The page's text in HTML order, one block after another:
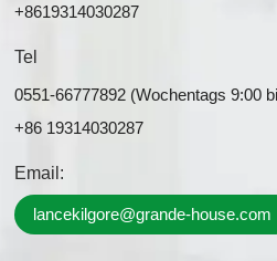
+8619314030287
Tel
0551-66777892 (Wochentags 9:00
+86 19314030287
Email:
lancekilgore@grande-house.com